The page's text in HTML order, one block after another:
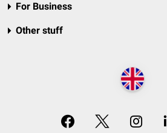
For Business
Other stuff